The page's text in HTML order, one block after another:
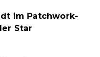
im Patchwork-
Star